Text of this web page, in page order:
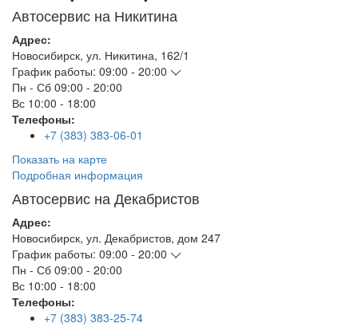
Автосервис на Никитина
Адрес:
Новосибирск, ул. Никитина, 162/1
График работы: 09:00 - 20:00
Пн - Сб 09:00 - 20:00
Вс 10:00 - 18:00
Телефоны:
+7 (383) 383-06-01
Показать на карте
Подробная информация
Автосервис на Декабристов
Адрес:
Новосибирск, ул. Декабристов, дом 247
График работы: 09:00 - 20:00
Пн - Сб 09:00 - 20:00
Вс 10:00 - 18:00
Телефоны:
+7 (383) 383-25-74